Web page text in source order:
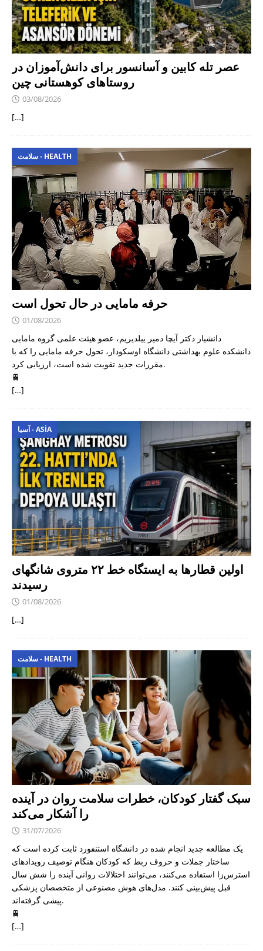
عصر تله کابین و آسانسور برای دانش‌آموزان در
روستاهای کوهستانی چین
03/08/2026
[…]
سلامت - HEALTH
حرفه مامایی در حال تحول است
01/08/2026
دانشیار دکتر آیچا دمیر ییلدیریم، عضو هیئت علمی گروه مامایی
دانشکده علوم بهداشتی دانشگاه اوسکودار، تحول حرفه مامایی را که با
مقررات جدید تقویت شده است، ارزیابی کرد.
🚆
[…]
آسیا - ASIA
اولین قطارها به ایستگاه خط ۲۲ متروی شانگهای
رسیدند
01/08/2026
[…]
سلامت - HEALTH
سبک گفتار کودکان، خطرات سلامت روان در آینده
را آشکار می‌کند
31/07/2026
یک مطالعه جدید انجام شده در دانشگاه استنفورد ثابت کرده است که
ساختار جملات و حروف ربط که کودکان هنگام توصیف رویدادهای
استرس‌زا استفاده می‌کنند، می‌توانند اختلالات روانی آینده را شش سال
قبل پیش‌بینی کنند. مدل‌های هوش مصنوعی از متخصصان پزشکی
پیشی گرفته‌اند.
🚆
[…]